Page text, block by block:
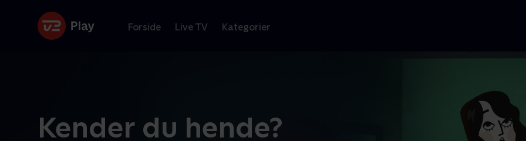
Forside Live TV Kategorier
Kender du hende?